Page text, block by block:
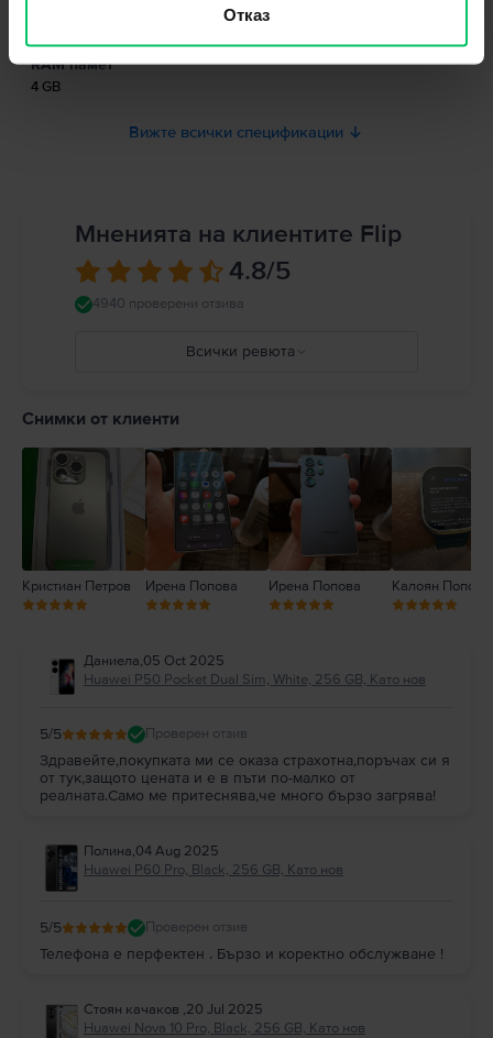
Отказ
Към момента информацията за безопасност на продукта не е налична.
RAM памет
4 GB
Вижте всички спецификации
Мненията на клиентите Flip
4.8/5
4940 проверени отзива
Всички ревюта
Снимки от клиенти
Кристиан Петров Ирена Попова Ирена Попова Калоян Попов
Даниела,05 Oct 2025
Huawei P50 Pocket Dual Sim, White, 256 GB, Като нов
5/5 Проверен отзив
Здравейте,покупката ми се оказа страхотна,поръчах си я
от тук,защото цената и е в пъти по-малко от
реалната.Само ме притеснява,че много бързо загрява!
Полина,04 Aug 2025
Huawei P60 Pro, Black, 256 GB, Като нов
5/5 Проверен отзив
Телефона е перфектен . Бързо и коректно обслужване !
Стоян качаков ,20 Jul 2025
Huawei Nova 10 Pro, Black, 256 GB, Като нов